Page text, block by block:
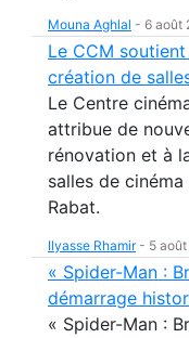
Mouna Aghlal - 6 août
Le CCM
création de
Le Centre
attribue de
rénovation et à
salles de
Rabat.
Ilyasse Rhamir- 5
« Spider-Man :
démarrage
« Spider-Man :